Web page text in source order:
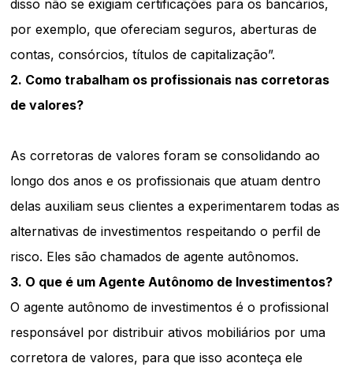
disso não se exigiam certificações para os bancários,
por exemplo, que ofereciam seguros, aberturas de
contas, consórcios, títulos de capitalização”.
2. Como trabalham os profissionais nas corretoras
de valores?
As corretoras de valores foram se consolidando ao
longo dos anos e os profissionais que atuam dentro
delas auxiliam seus clientes a experimentarem todas as
alternativas de investimentos respeitando o perfil de
risco. Eles são chamados de agente autônomos.
3. O que é um Agente Autônomo de Investimentos?
O agente autônomo de investimentos é o profissional
responsável por distribuir ativos mobiliários por uma
corretora de valores, para que isso aconteça ele